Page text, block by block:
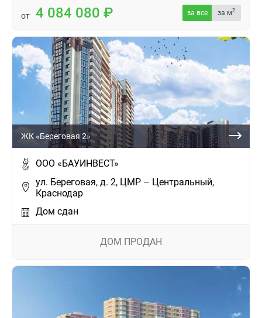
от 4 084 080 за все за м2
ЖК «Береговая 2»
ООО «БАУИНВЕСТ»
ул. Береговая, д. 2, ЦМР – Центральный,
Краснодар
Дом сдан
ДОМ ПРОДАН